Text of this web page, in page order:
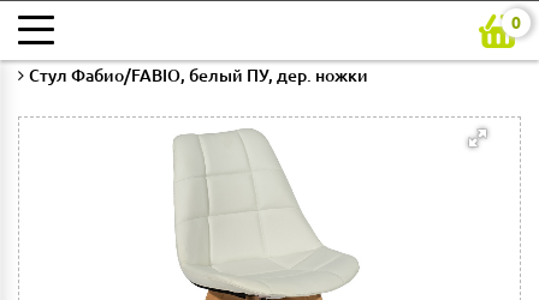
0
Главная
Стул Фабио/FABIO, белый ПУ, дер. ножки